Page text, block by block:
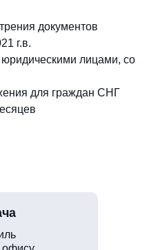
документов
г.в.
лицами, со
для граждан СНГ